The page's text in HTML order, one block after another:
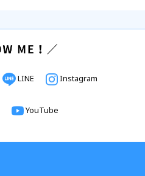
LINE Instagram
YouTube